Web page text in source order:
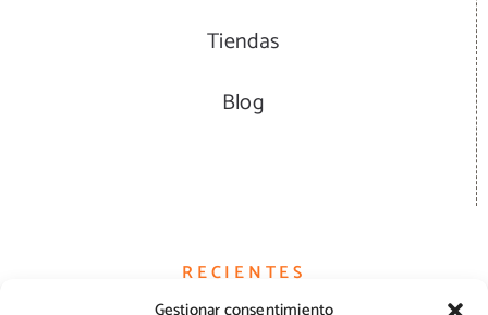
Tiendas
Blog
RECIENTES